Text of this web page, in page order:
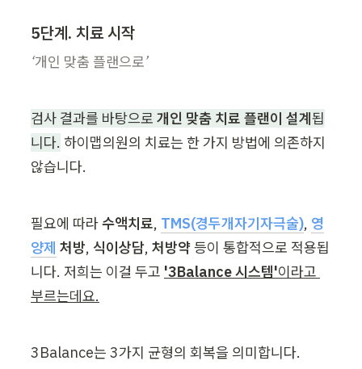
5단계. 치료 시작
‘개인 맞춤 플랜으로’
검사 결과를 바탕으로 개인 맞춤 치료 플랜이 설계됩
니다. 하이맵의원의 치료는 한 가지 방법에 의존하지
않습니다.
필요에 따라 수액치료, TMS(경두개자기자극술), 영
양제 처방, 식이상담, 처방약 등이 통합적으로 적용됩
니다. 저희는 이걸 두고 '3Balance 시스템'이라고
부르는데요.
3Balance는 3가지 균형의 회복을 의미합니다.